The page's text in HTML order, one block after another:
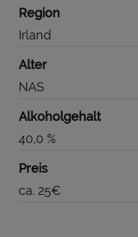
Region
Irland
Alter
NAS
Alkoholgehalt
40,0 %
Preis
ca. 25€